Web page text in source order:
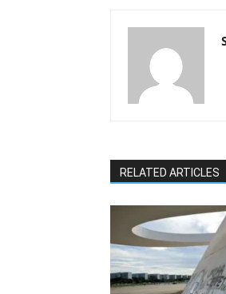
RELATED ARTICLES